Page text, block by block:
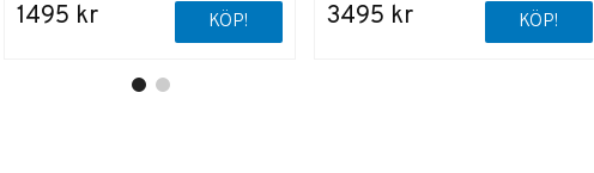
1495 kr KÖP! 3495 kr KÖP!